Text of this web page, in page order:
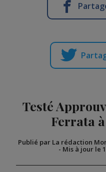
Testé
Ferrata
Publié par La rédaction
- Mis à jour le